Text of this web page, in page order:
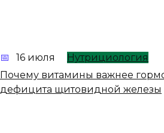
16 июля
Нутрициология
Почему витамины важнее
дефицита щитовидной железы